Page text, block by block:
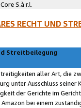
S.à r.l.
RECHT UND
Streitbeilegung
aller Art, die
unter Ausschluss
der Gerichte im
bei einem